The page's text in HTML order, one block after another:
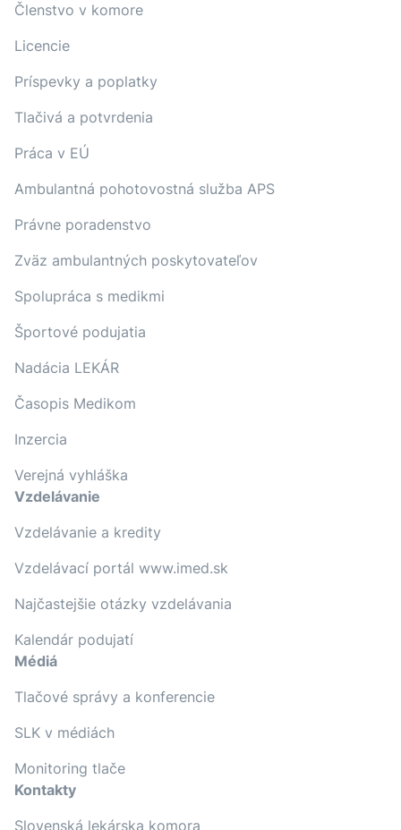
Členstvo v komore
Licencie
Príspevky a poplatky
Tlačivá a potvrdenia
Práca v EÚ
Ambulantná pohotovostná služba APS
Právne poradenstvo
Zväz ambulantných poskytovateľov
Spolupráca s medikmi
Športové podujatia
Nadácia LEKÁR
Časopis Medikom
Inzercia
Verejná vyhláška
Vzdelávanie
Vzdelávanie a kredity
Vzdelávací portál www.imed.sk
Najčastejšie otázky vzdelávania
Kalendár podujatí
Médiá
Tlačové správy a konferencie
SLK v médiách
Monitoring tlače
Kontakty
Slovenská lekárska komora